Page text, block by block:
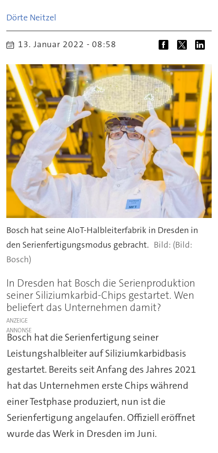
Dörte Neitzel
13. Januar 2022 - 08:58
Bosch hat seine AIoT-Halbleiterfabrik in Dresden in
den Serienfertigungsmodus gebracht.
(Bild:
Bosch)
In Dresden hat Bosch die Serienproduktion
seiner Siliziumkarbid-Chips gestartet. Wen
beliefert das Unternehmen damit?
ANZEIGE
Bosch hat die Serienfertigung seiner
Leistungshalbleiter auf Siliziumkarbidbasis
gestartet. Bereits seit Anfang des Jahres 2021
hat das Unternehmen erste Chips während
einer Testphase produziert, nun ist die
Serienfertigung angelaufen. Offiziell eröffnet
wurde das Werk in Dresden im Juni.